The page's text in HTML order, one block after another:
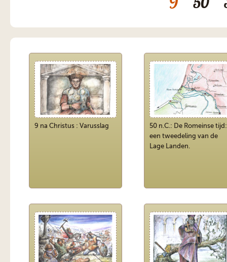
9 50
9 na Christus : Varusslag
50 n.C.: De Romeinse tijd:
een tweedeling van de
Lage Landen.